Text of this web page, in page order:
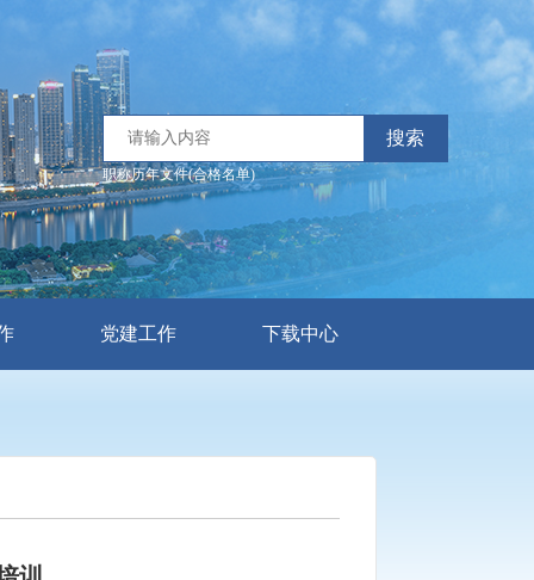
搜索
职称历年文件(合格名单)
党建工作 下载中心